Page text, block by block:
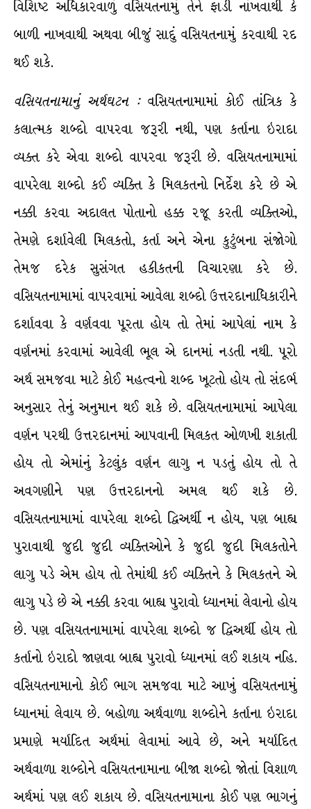
વિશિષ્ટ અધિકારવાળું વસિયતનામું તેને ફાડી નાંખવાથી કે
બાળી નાખવાથી અથવા બીજું સાદું વસિયતનામું કરવાથી રદ
થઈ શકે.
વસિયતનામાનું અર્થઘટન:વસિયતનામામાં કોઈ તાંત્રિક કે
કલાત્મક શબ્દો વાપરવા જરૂરી નથી, પણ કર્તાના ઇરાદા
વ્યક્ત કરે એવા શબ્દો વાપરવા જરૂરી છે. વસિયતનામામાં
વાપરેલા શબ્દો કઈ વ્યક્તિ કે મિલકતનો નિર્દેશ કરે છે એ
નક્કી કરવા અદાલત પોતાનો હક્ક રજૂ કરતી વ્યક્તિઓ,
તેમણે દર્શાવેલી મિલકતો, કર્તા અને એના કુટુંબના સંજોગો
તેમજ દરેક સુસંગત હકીકતની વિચારણા કરે છે.
વસિયતનામામાં વાપરવામાં આવેલા શબ્દો ઉત્તરદાનાધિકારીને
દર્શાવવા કે વર્ણવવા પૂરતા હોય તો તેમાં આપેલાં નામ કે
વર્ણનમાં કરવામાં આવેલી ભૂલ એ દાનમાં નડતી નથી. પૂરો
અર્થ સમજવા માટે કોઈ મહત્વનો શબ્દ ખૂટતો હોય તો સંદર્ભ
અનુસાર તેનું અનુમાન થઈ શકે છે. વસિયતનામામાં આપેલા
વર્ણન પરથી ઉત્તરદાનમાં આપવાની મિલકત ઓળખી શકાતી
હોય તો એમાંનું કેટલુંક વર્ણન લાગુ ન પડતું હોય તો તે
અવગણીને પણ ઉત્તરદાનનો અમલ થઈ શકે છે.
વસિયતનામામાં વાપરેલા શબ્દો દ્વિઅર્થી ન હોય, પણ બાહ્ય
પુરાવાથી જુદી જુદી વ્યક્તિઓને કે જુદી જુદી મિલકતોને
લાગુ પડે એમ હોય તો તેમાંથી કઈ વ્યક્તિને કે મિલકતને એ
લાગુ પડે છે એ નક્કી કરવા બાહ્ય પુરાવો ધ્યાનમાં લેવાનો હોય
છે. પણ વસિયતનામામાં વાપરેલા શબ્દો જ દ્વિઅર્થી હોય તો
કર્તાનો ઇરાદો જાણવા બાહ્ય પુરાવો ધ્યાનમાં લઈ શકાય નહિ.
વસિયતનામાનો કોઈ ભાગ સમજવા માટે આખું વસિયતનામું
ધ્યાનમાં લેવાય છે. બહોળા અર્થવાળા શબ્દોને કર્તાના ઇરાદા
પ્રમાણે મર્યાદિત અર્થમાં લેવામાં આવે છે, અને મર્યાદિત
અર્થવાળા શબ્દોને વસિયતનામાના બીજા શબ્દો જોતાં વિશાળ
અર્થમાં પણ લઈ શકાય છે. વસિયતનામાના કોઈ પણ ભાગનું